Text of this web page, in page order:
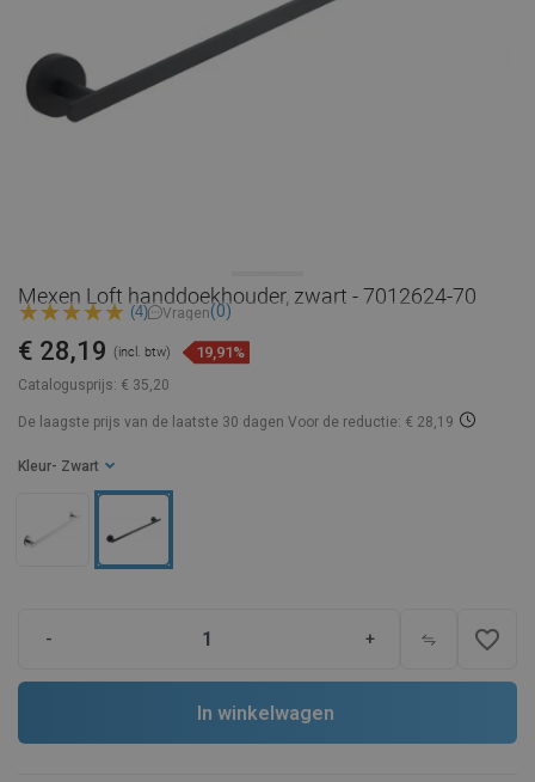
Mexen Loft handdoekhouder, zwart - 7012624-70
(4) Vragen(0)
Catalogusprijs: € 35,20
€ 28,19 (incl. btw) 19,91%
De laagste prijs van de laatste 30 dagen Voor de reductie: € 28,19
Kleur - Zwart
- + favorite_border
In winkelwagen